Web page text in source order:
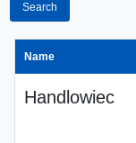
Search
Name
Handlowiec